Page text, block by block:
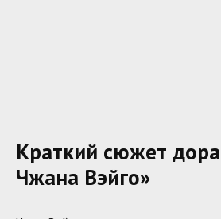
Краткий сюжет
Чжана Вэйго»